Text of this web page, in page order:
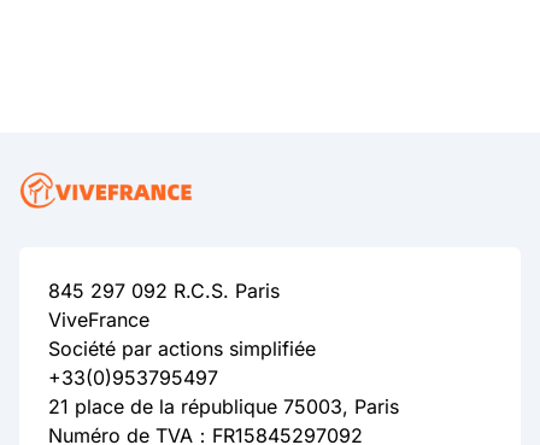
845 297 092 R.C.S. Paris
ViveFrance
Société par actions simplifiée
+33(0)953795497
21 place de la république 75003, Paris
Numéro de TVA：FR15845297092